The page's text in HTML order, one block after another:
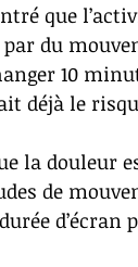
que
par du
10
déjà le
la
de
d’écran